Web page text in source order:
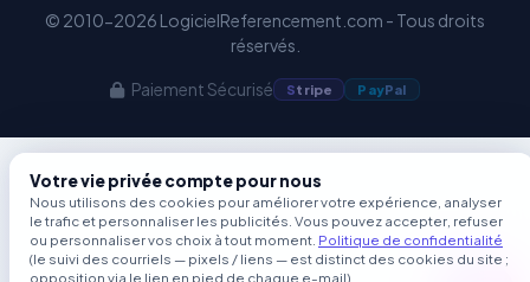
© 2010-2026 LogicielReferencement.com - Tous droits
réservés.
Paiement Sécurisé Stripe PayPal
Votre vie privée compte pour nous
Nous utilisons des cookies pour améliorer votre expérience, analyser
le trafic et personnaliser les publicités. Vous pouvez accepter, refuser
ou personnaliser vos choix à tout moment. Politique de confidentialité
(le suivi des courriels — pixels / liens — est distinct des cookies du site ;
opposition via le lien en pied de chaque e-mail).